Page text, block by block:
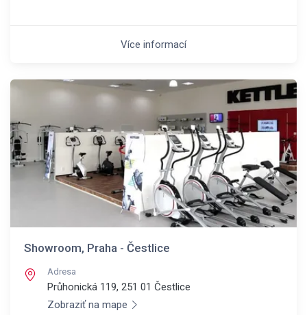
Více informací
Showroom, Praha - Čestlice
Adresa
Průhonická 119, 251 01 Čestlice
Zobraziť na mape